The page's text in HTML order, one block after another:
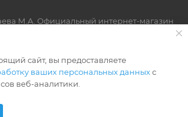
М.А. Официальный интернет-магазин
сайт, вы предоставляете
ваших персональных данныхс
веб-аналитики.